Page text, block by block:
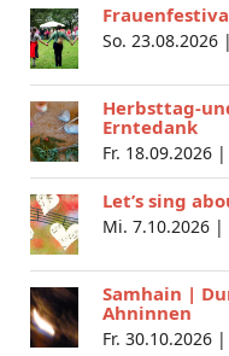
So. 23.08.2026 |
Herbsttag-
Erntedank
Fr. 18.09.2026 |
Let’s sing
Mi. 7.10.2026 |
Samhain |
Ahninnen
Fr. 30.10.2026 |